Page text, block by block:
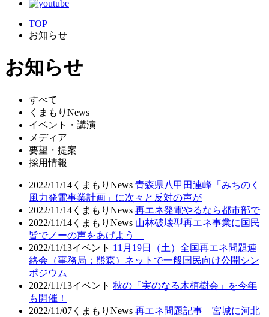
TOP
お知らせ
お知らせ
すべて
くまもりNews
イベント・講演
メディア
要望・提案
採用情報
2022/11/14 くまもりNews 青森県八甲田連峰「みちのく
風力発電事業計画」に次々と反対の声が
2022/11/14 くまもりNews 再エネ発電やるなら都市部で
2022/11/14 くまもりNews 山林破壊型再エネ事業に国民
皆でノーの声をあげよう
2022/11/13イベント 11月19日（土）全国再エネ問題連
絡会（事務局：熊森）ネットで一般国民向け公開シン
ポジウム
2022/11/13イベント 秋の「実のなる木植樹会」を今年
も開催！
2022/11/07 くまもりNews 再エネ問題記事 宮城に河北